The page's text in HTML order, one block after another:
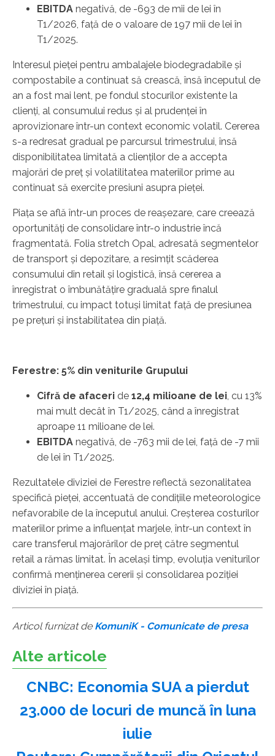
EBITDA negativă, de -693 de mii de lei în
T1/2026, față de o valoare de 197 mii de lei în
T1/2025.
Interesul pieței pentru ambalajele biodegradabile și
compostabile a continuat să crească, însă începutul de
an a fost mai lent, pe fondul stocurilor existente la
clienți, al consumului redus și al prudenței în
aprovizionare într-un context economic volatil. Cererea
s-a redresat gradual pe parcursul trimestrului, însă
disponibilitatea limitată a clienților de a accepta
majorări de preț și volatilitatea materiilor prime au
continuat să exercite presiuni asupra pieței.
Piața se află într-un proces de reașezare, care creează
oportunități de consolidare într-o industrie încă
fragmentată. Folia stretch Opal, adresată segmentelor
de transport și depozitare, a resimțit scăderea
consumului din retail și logistică, însă cererea a
înregistrat o îmbunătățire graduală spre finalul
trimestrului, cu impact totuși limitat față de presiunea
pe prețuri și instabilitatea din piață.
Ferestre: 5% din veniturile Grupului
Cifră de afaceri de 12,4 milioane de lei , cu 13%
mai mult decât în T1/2025, când a înregistrat
aproape 11 milioane de lei.
EBITDA negativă, de -763 mii de lei, față de -7 mii
de lei în T1/2025.
Rezultatele diviziei de Ferestre reflectă sezonalitatea
specifică pieței, accentuată de condițiile meteorologice
nefavorabile de la începutul anului. Creșterea costurilor
materiilor prime a influențat marjele, într-un context în
care transferul majorărilor de preț către segmentul
retail a rămas limitat. În același timp, evoluția veniturilor
confirmă menținerea cererii și consolidarea poziției
diviziei în piață.
Articol furnizat de KomuniK - Comunicate de presa
Alte articole
CNBC: Economia SUA a pierdut
23.000 de locuri de muncă în luna
iulie